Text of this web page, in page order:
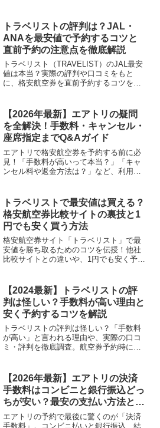
最安値で予約する賢い活用術も紹介。損
をせずに国内航空券を予約したい方は必
見です。
トラベリストの評判は？JAL・
ANAを最安値で予約するコツと
直前予約の注意点を徹底解説
トラベリスト（TRAVELIST）のJAL最安
値は本当？実際の評判や口コミをもと
に、格安航空券を直前予約するコツを徹
っておきたいメリット・デメリットをま
とめました。スカイチケットなど他社と
の比較も紹介します。
【2026年最新】エアトリの疑問
を全解決！手数料・キャンセル・
座席指定までQ&Aガイド
エアトリで格安航空券を予約する前に必
見！「手数料が高いって本当？」「キャ
ンセル料や返金方法は？」など、利用者
行まで、この1記事でエアトリの使い方が
すべてわかります。
トラベリストで最安値は買える？
格安航空券比較サイトの裏技と1
円でも安く買う方法
格安航空券サイト「トラベリスト」で最
安値を勝ち取るためのコツを伝授！他社
比較サイトとの違いや、1円でも安く予約
損をせずにお得な航空券を手に入れたい
方は必見です。
【2024最新】トラベリストの評
判は怪しい？手数料が高い理由と
安く予約するコツを解説
トラベリストの評判は怪しい？「手数料
が高い」と言われる理由や、実際の口コ
ミ・評判を徹底調査。航空券予約時にか
解説します。キャンセル料の注意点な
ど、利用前に知っておきたい情報を網
羅！
【2026年最新】エアトリの決済
手数料はコンビニと銀行振込どっ
ちが安い？最安の支払い方法と手
数料を無料にする裏ワザを解説
エアトリの予約で最後に驚くのが「決済
手数料」。コンビニ払いと銀行振込、結